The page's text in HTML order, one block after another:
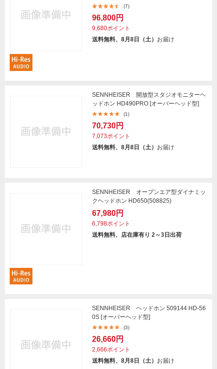
(7)
96,800円
9,680ポイント
送料無料、8月8日（土） お届け
SENNHEISER 開放型スタジオモニターヘ
ッドホン HD490PRO [オーバーヘッド型]
(1)
70,730円
7,073ポイント
送料無料、8月8日（土） お届け
SENNHEISER オープンエア型ダイナミッ
クヘッドホン HD650(508825)
67,980円
6,798ポイント
送料無料、店在庫有り 2～3日出荷
SENNHEISER ヘッドホン 509144 HD-56
0S [オーバーヘッド型]
(3)
26,660円
2,666ポイント
送料無料、8月8日（土） お届け